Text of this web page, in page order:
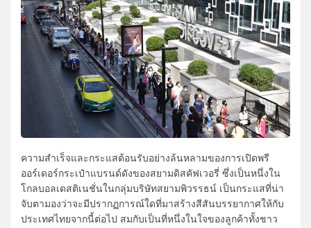
ความสำเร็จและกระแสต้อนรับอย่างล้นหลามของการเปิดพรี
ออร์เดอร์กระเป๋าแบรนด์ดังของสยามดิสคัฟเวอรี่ ซึ่งเป็นหนึ่งใน
โกลบอลเดสติเนชั่นในกลุ่มบริษัทสยามพิวรรธน์ เป็นกระแสที่น่า
จับตามองว่าจะมีปรากฏการณ์ใดที่มาสร้างสีสันบรรยากาศให้กับ
ประเทศไทยจากนี้ต่อไป สมกับเป็นที่หนึ่งในใจของลูกค้าทั้งชาว